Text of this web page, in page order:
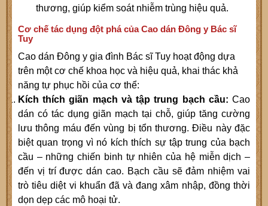
thương, giúp kiểm soát nhiễm trùng hiệu quả.
Cơ chế tác dụng đột phá của Cao dán Đông y Bác sĩ
Tuy
Cao dán Đông y gia đình Bác sĩ Tuy hoạt động dựa
trên một cơ chế khoa học và hiệu quả, khai thác khả
năng tự phục hồi của cơ thể:
Kích thích giãn mạch và tập trung bạch cầu: Cao
dán có tác dụng giãn mạch tại chỗ, giúp tăng cường
lưu thông máu đến vùng bị tổn thương. Điều này đặc
biệt quan trọng vì nó kích thích sự tập trung của bạch
cầu – những chiến binh tự nhiên của hệ miễn dịch –
đến vị trí được dán cao. Bạch cầu sẽ đảm nhiệm vai
trò tiêu diệt vi khuẩn đã và đang xâm nhập, đồng thời
dọn dẹp các mô hoại tử.